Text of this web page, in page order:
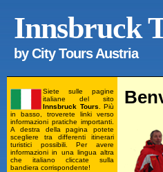
Innsbruck
byCity Tours Austria
Siete sulle pagine
italiane del sito
Innsbruck Tours . Più
in basso, troverete linki verso
informazioni pratiche importanti.
A destra della pagina potete
scegliere tra differenti itinerari
turistici possibili. Per avere
informazioni in una lingua altra
che italiano cliccate sulla
bandiera corrispondente!